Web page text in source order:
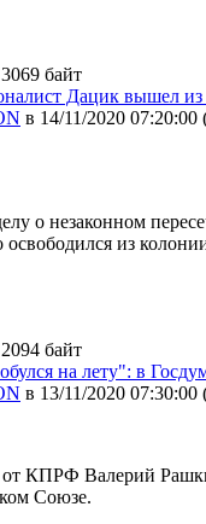
байт
Дацик вышел из
в 14/11/2020 07:20:00
о незаконном
освободился из
байт
на лету": в
в 13/11/2020 07:30:00
КПРФ Валерий
Союзе.